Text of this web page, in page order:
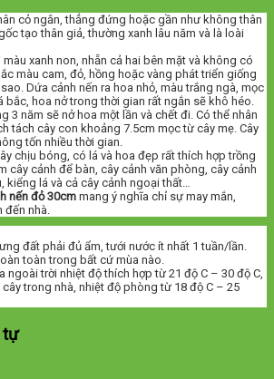
cỏ ngắn, thẳng đứng hoặc gần như không thân
tạo thân giả, thường xanh lâu năm và là loài
xanh non, nhẵn cả hai bên mặt và không có
màu cam, đỏ, hồng hoặc vàng phát triển giống
Dứa cảnh nến ra hoa nhỏ, màu trắng ngà, mọc
bắc, hoa nở trong thời gian rất ngắn sẽ khô héo.
3 năm sẽ nở hoa một lần và chết đi. Có thể nhân
tách cây con khoảng 7.5cm mọc từ cây mẹ. Cây
tốn nhiều thời gian.
chịu bóng, có lá và hoa đẹp rất thích hợp trồng
cây cảnh để bàn, cây cảnh văn phòng, cây cảnh
kiểng lá và cả cây cảnh ngoại thất…
nến đỏ 30cm mang ý nghĩa chỉ sự may mắn,
đến nhà.
đất phải đủ ẩm, tưới nước ít nhất 1 tuần/lần.
toàn trong bất cứ mùa nào.
ngoài trời nhiệt độ thích hợp từ 21 độ C – 30 độ C,
trong nhà, nhiệt độ phòng từ 18 độ C – 25
tự